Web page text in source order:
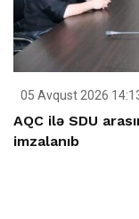
05 Avqust 2026
AQC ilə SDU
imzalanıb